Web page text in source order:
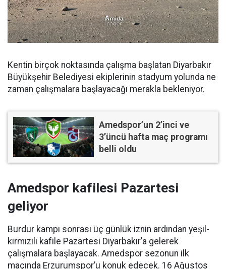
Kentin birçok noktasında çalışma başlatan Diyarbakır
Büyükşehir Belediyesi ekiplerinin stadyum yolunda ne
zaman çalışmalara başlayacağı merakla bekleniyor.
Amedspor’un 2’inci ve
3’üncü hafta maç programı
belli oldu
Amedspor kafilesi Pazartesi
geliyor
Burdur kampı sonrası üç günlük iznin ardından yeşil-
kırmızılı kafile Pazartesi Diyarbakır’a gelerek
çalışmalara başlayacak. Amedspor sezonun ilk
maçında Erzurumspor’u konuk edecek. 16 Ağustos